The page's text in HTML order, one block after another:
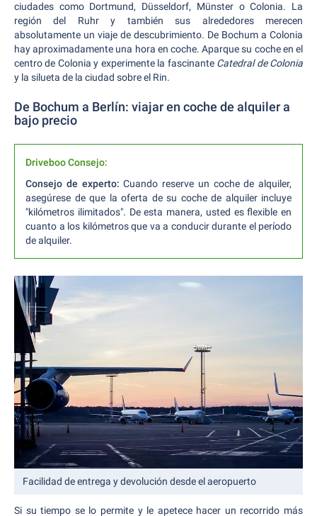
ciudades como Dortmund, Düsseldorf, Münster o Colonia. La
región del Ruhr y también sus alrededores merecen
absolutamente un viaje de descubrimiento. De Bochum a Colonia
hay aproximadamente una hora en coche. Aparque su coche en el
centro de Colonia y experimente la fascinante Catedral de Colonia
y la silueta de la ciudad sobre el Rin.
De Bochum a Berlín: viajar en coche de alquiler a
bajo precio
Driveboo Consejo:
Consejo de experto: Cuando reserve un coche de alquiler,
asegúrese de que la oferta de su coche de alquiler incluye
"kilómetros ilimitados". De esta manera, usted es flexible en
cuanto a los kilómetros que va a conducir durante el período
de alquiler.
Facilidad de entrega y devolución desde el aeropuerto
Si su tiempo se lo permite y le apetece hacer un recorrido más